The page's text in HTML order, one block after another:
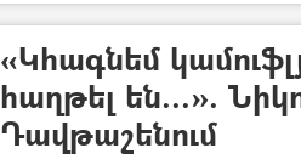
Արթուր Վանեցյանի և Սասուն
«Կհագնեմ
հաղթել են...».
Դավթաշենում